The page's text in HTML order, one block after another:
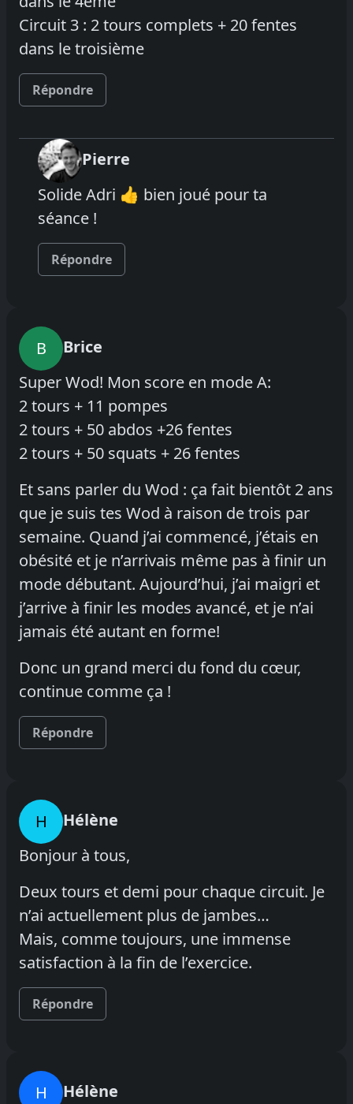
Circuit 3 : 2 tours complets + 20 fentes
dans le troisième
Répondre
Pierre
Solide Adri 👍 bien joué pour ta
séance !
Répondre
B
Brice
Super Wod! Mon score en mode A:
2 tours + 11 pompes
2 tours + 50 abdos +26 fentes
2 tours + 50 squats + 26 fentes
Et sans parler du Wod : ça fait bientôt 2 ans
que je suis tes Wod à raison de trois par
semaine. Quand j’ai commencé, j’étais en
obésité et je n’arrivais même pas à finir un
mode débutant. Aujourd’hui, j’ai maigri et
j’arrive à finir les modes avancé, et je n’ai
jamais été autant en forme!
Donc un grand merci du fond du cœur,
continue comme ça !
Répondre
H
Hélène
Bonjour à tous,
Deux tours et demi pour chaque circuit. Je
n’ai actuellement plus de jambes…
Mais, comme toujours, une immense
satisfaction à la fin de l’exercice.
Répondre
H
Hélène